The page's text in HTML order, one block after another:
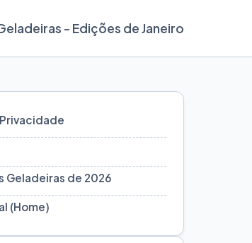
- Edições de Janeiro
Geladeiras de 2026
(Home)